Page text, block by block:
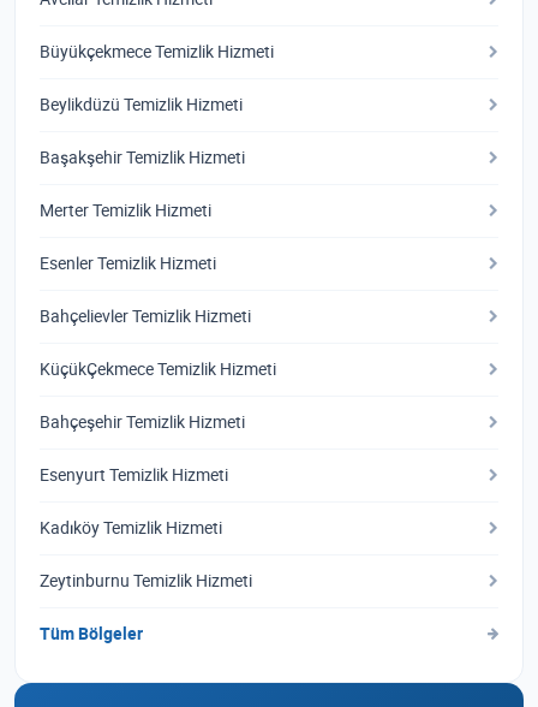
Büyükçekmece Temizlik Hizmeti
Beylikdüzü Temizlik Hizmeti
Başakşehir Temizlik Hizmeti
Merter Temizlik Hizmeti
Esenler Temizlik Hizmeti
Bahçelievler Temizlik Hizmeti
KüçükÇekmece Temizlik Hizmeti
Bahçeşehir Temizlik Hizmeti
Esenyurt Temizlik Hizmeti
Kadıköy Temizlik Hizmeti
Zeytinburnu Temizlik Hizmeti
Tüm Bölgeler